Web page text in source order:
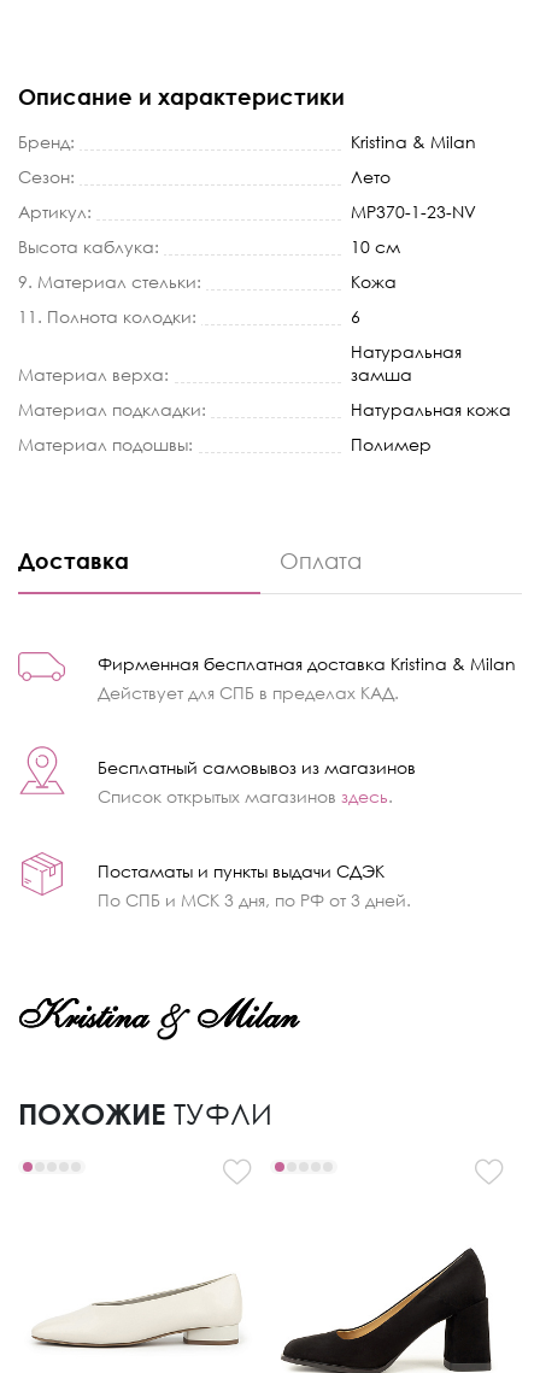
Описание и характеристики
Бренд:
Kristina & Milan
Сезон:
Лето
Артикул:
MP370-1-23-NV
Высота каблука:
10 см
9. Материал стельки:
Кожа
11. Полнота колодки:
6
Материал верха:
Натуральная
замша
Материал подкладки:
Натуральная кожа
Материал подошвы:
Полимер
Доставка Оплата
Фирменная бесплатная доставка Kristina & Milan
Действует для СПБ в пределах КАД.
Бесплатный самовывоз из магазинов
Список открытых магазинов здесь.
Постаматы и пункты выдачи СДЭК
По СПБ и МСК 3 дня, по РФ от 3 дней.
ПОХОЖИЕ ТУФЛИ